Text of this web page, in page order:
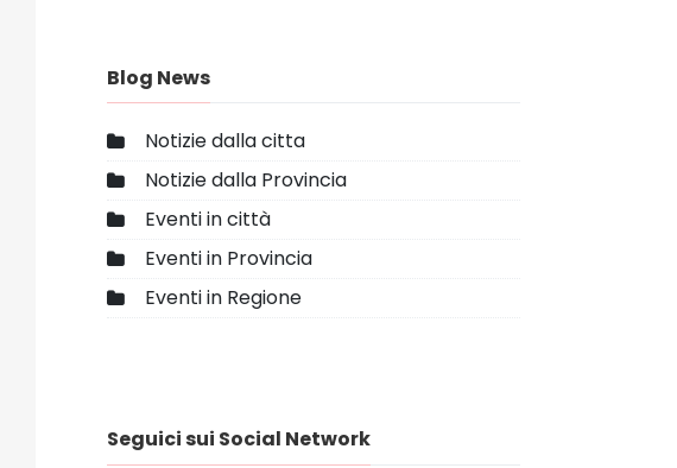
Blog News
Notizie dalla citta
Notizie dalla Provincia
Eventi in città
Eventi in Provincia
Eventi in Regione
Seguici sui Social Network